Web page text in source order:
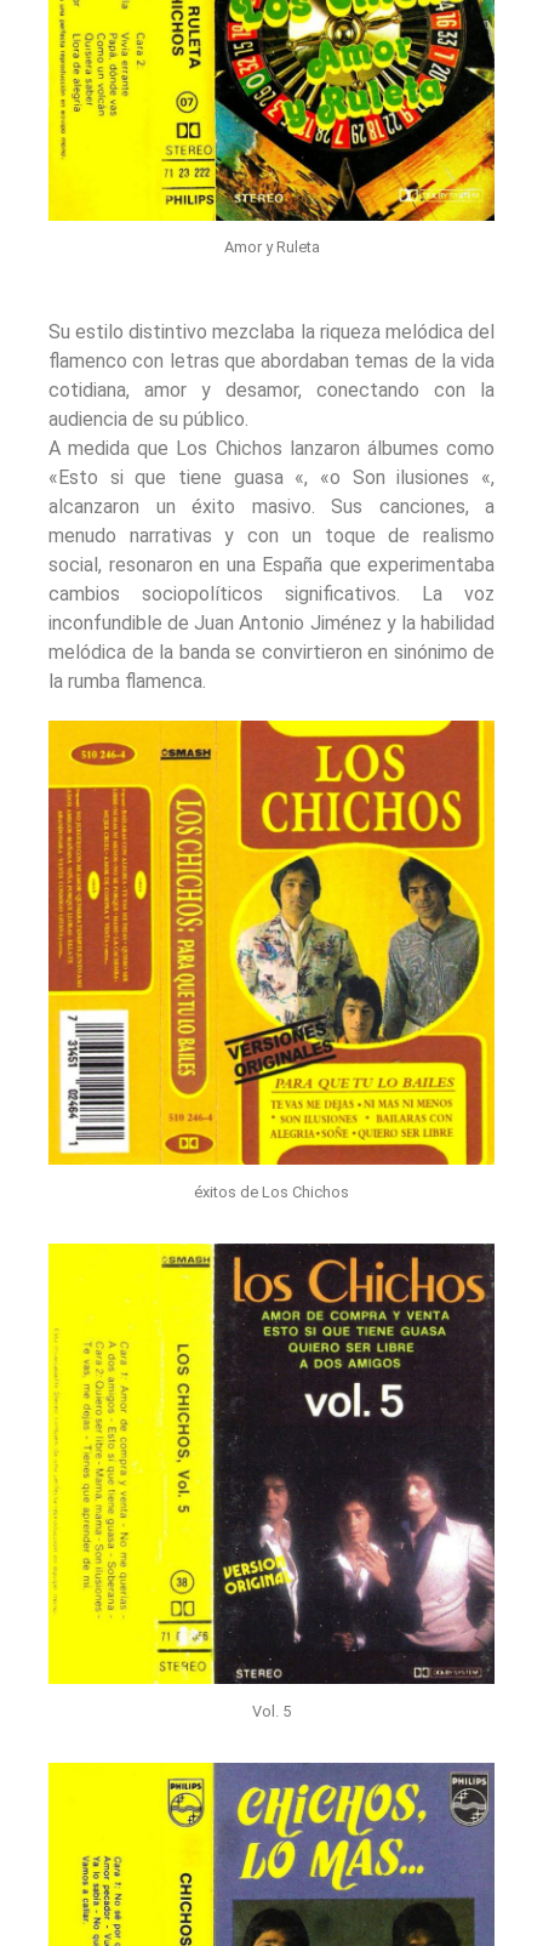
Amor y Ruleta
Su estilo distintivo mezclaba la riqueza melódica del
flamenco con letras que abordaban temas de la vida
cotidiana, amor y desamor, conectando con la
audiencia de su público.
A medida que Los Chichos lanzaron álbumes como
«Esto si que tiene guasa «, «o Son ilusiones «,
alcanzaron un éxito masivo. Sus canciones, a
menudo narrativas y con un toque de realismo
social, resonaron en una España que experimentaba
cambios sociopolíticos significativos. La voz
inconfundible de Juan Antonio Jiménez y la habilidad
melódica de la banda se convirtieron en sinónimo de
la rumba flamenca.
éxitos de Los Chichos
Vol. 5